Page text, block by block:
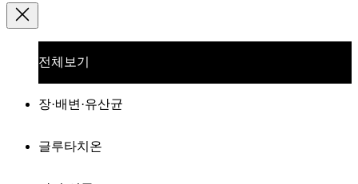
전체보기
장·배변·유산균
글루타치온